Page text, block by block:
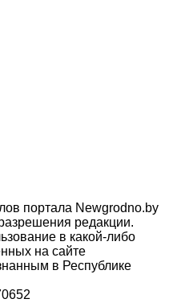
портала Newgrodno.by
редакции.
в какой-либо
на сайте
в Республике